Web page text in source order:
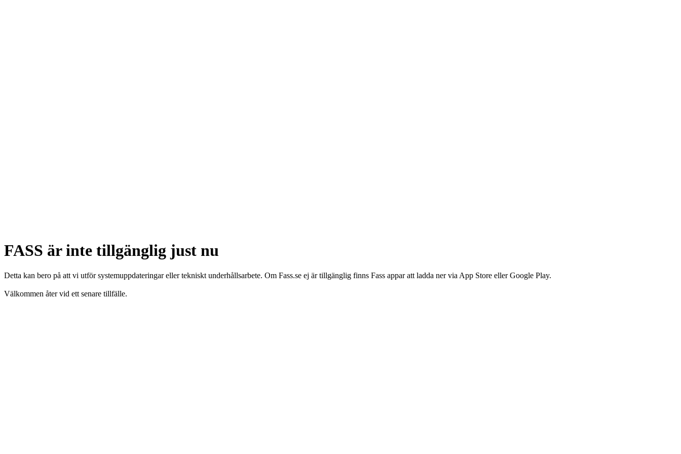
FASS är inte tillgänglig just nu
Detta kan bero på att vi utför systemuppdateringar eller tekniskt underhållsarbete. Om Fass.se ej är tillgänglig finns Fass appar att ladda ner via App Store eller Google Play.
Välkommen åter vid ett senare tillfälle.